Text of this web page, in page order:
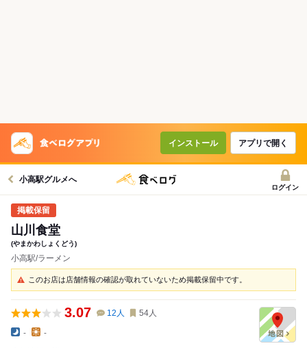
インストール アプリで開く
小高駅グルメへ
ログイン
山川食堂
(やまかわしょくどう)
小高駅/ラーメン
このお店は店舗情報の確認が取れていないため掲載保留中です。
3.07 12 人 54人
- -